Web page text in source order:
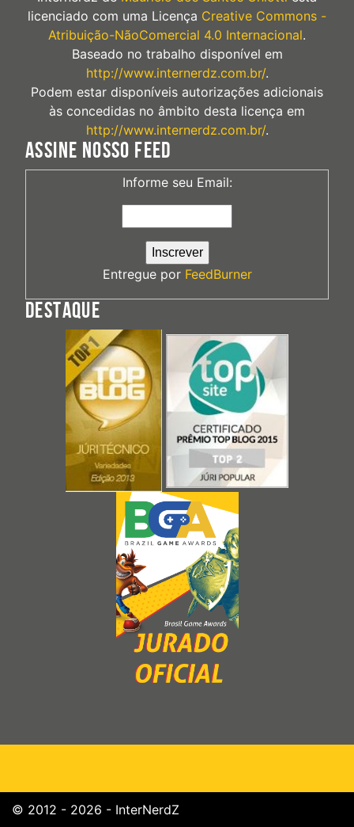
licenciado com uma Licença Creative Commons -
Atribuição-NãoComercial 4.0 Internacional.
Baseado no trabalho disponível em
http://www.internerdz.com.br/.
Podem estar disponíveis autorizações adicionais
às concedidas no âmbito desta licença em
http://www.internerdz.com.br/.
ASSINE NOSSO FEED
Informe seu Email:
Entregue por FeedBurner
DESTAQUE
© 2012 - 2026 - InterNerdZ